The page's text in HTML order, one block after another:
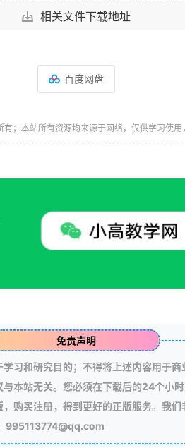
相关文件下载地址
百度网盘
；本站所有资源均来源于网络，仅供学习使用
免责声明
习和研究目的；不得将上述内容用于
本站无关。您必须在下载后的24个小
购买注册，得到更好的正版服务。我
995113774@qq.com